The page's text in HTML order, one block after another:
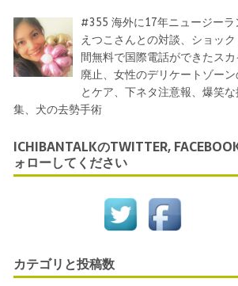
#355 海外に17年ニュージーラ
えつこさんとの対談、ショッ
間無料で国際電話ができたス
廃止、女性のデリケートゾーン
とケア、下ネタ注意報、爆笑
集、犬の去勢手術
ICHIBANTALKのTWITTER,
ォローしてください
カテゴリと投稿数